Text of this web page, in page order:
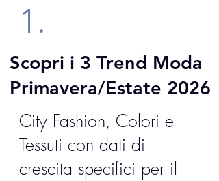
1.
Scopri i 3 Trend Moda
Primavera/Estate 2026
City Fashion, Colori e
Tessuti con dati di
crescita specifici per il